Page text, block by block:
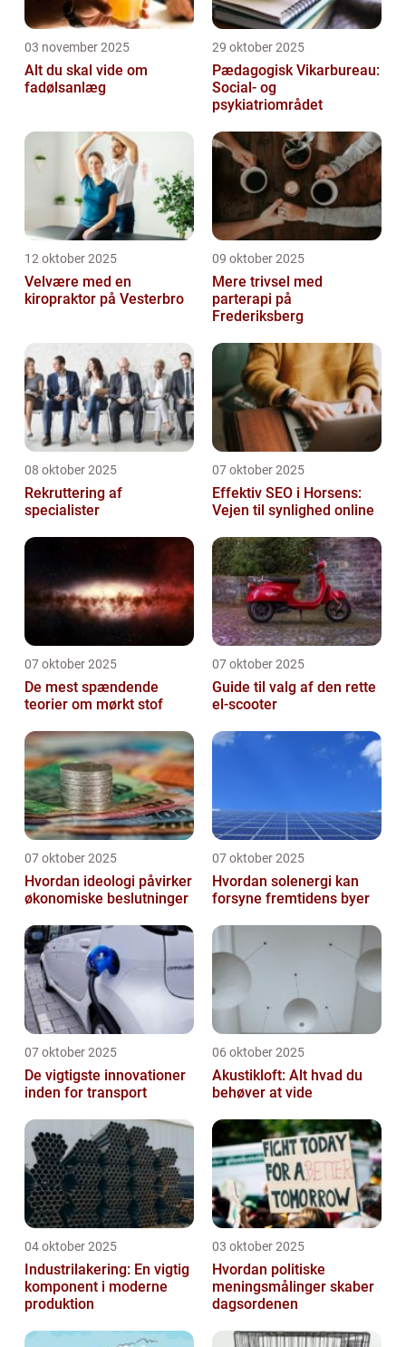
03 november 2025
Alt du skal vide om
fadølsanlæg
29 oktober 2025
Pædagogisk Vikarbureau:
Social- og
psykiatriområdet
12 oktober 2025
Velvære med en
kiropraktor på Vesterbro
09 oktober 2025
Mere trivsel med
parterapi på
Frederiksberg
08 oktober 2025
Rekruttering af
specialister
07 oktober 2025
Effektiv SEO i Horsens:
Vejen til synlighed online
07 oktober 2025
De mest spændende
teorier om mørkt stof
07 oktober 2025
Guide til valg af den rette
el-scooter
07 oktober 2025
Hvordan ideologi påvirker
økonomiske beslutninger
07 oktober 2025
Hvordan solenergi kan
forsyne fremtidens byer
07 oktober 2025
De vigtigste innovationer
inden for transport
06 oktober 2025
Akustikloft: Alt hvad du
behøver at vide
04 oktober 2025
Industrilakering: En vigtig
komponent i moderne
produktion
03 oktober 2025
Hvordan politiske
meningsmålinger skaber
dagsordenen